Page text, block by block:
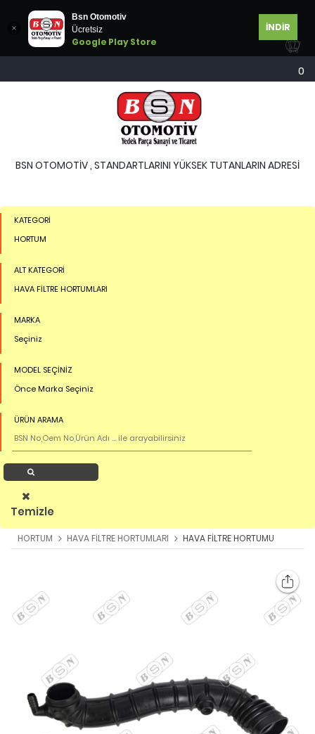
Bsn Otomotiv
Ücretsiz
Google Play Store
İNDİR
0
BSN OTOMOTİV , STANDARTLARINI YÜKSEK TUTANLARIN ADRESİ
KATEGORİ
HORTUM
ALT KATEGORİ
HAVA FİLTRE HORTUMLARI
MARKA
Seçiniz
MODEL SEÇİNİZ
Önce Marka Seçiniz
ÜRÜN ARAMA
Ürün Ara
Temizle
HORTUM HAVA FİLTRE HORTUMLARI HAVA FİLTRE HORTUMU